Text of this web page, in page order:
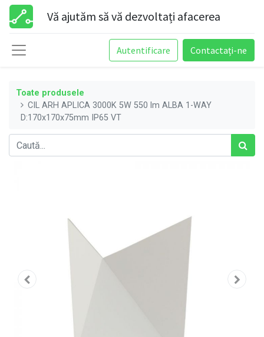
Vă ajutăm să vă dezvoltați afacerea
Autentificare Contactați-ne
Toate produsele
CIL ARH APLICA 3000K 5W 550 lm ALBA 1-WAY
D:170x170x75mm IP65 VT